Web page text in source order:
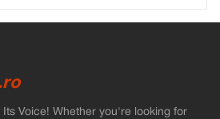
Voice! Whether you're looking for